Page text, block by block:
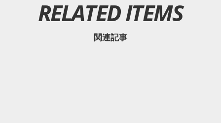
RELATED ITEMS
関連記事